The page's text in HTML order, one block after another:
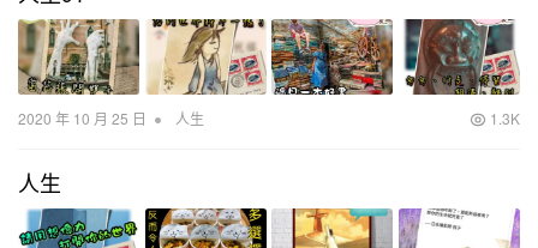
2020 年 10 月 25 日 • 人生 1.3K
人生